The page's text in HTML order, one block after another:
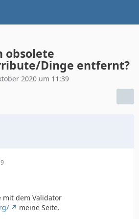
obsolete
Dinge entfernt?
2020 um 11:39
dem Validator
meine Seite.